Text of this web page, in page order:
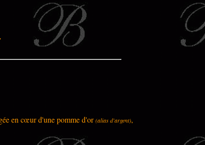
en cœur d'une pomme d'or(alias d'argent),